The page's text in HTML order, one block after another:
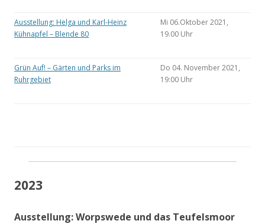
Ausstellung: Helga und Karl-Heinz
Kühnapfel – Blende 80
Mi 06.Oktober 2021,
19.00 Uhr
Grün Auf! – Gärten und Parks im
Ruhrgebiet
Do 04. November 2021,
19:00 Uhr
2023
Ausstellung: Worpswede und das Teufelsmoor